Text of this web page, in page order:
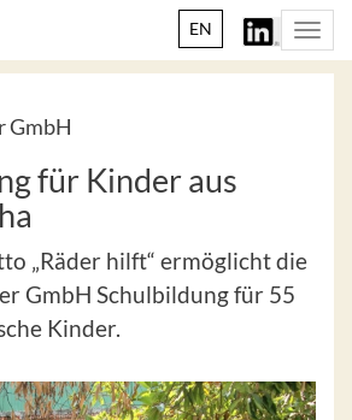
EN
GmbH
für Kinder aus
„Räder hilft“ ermöglicht die
GmbH Schulbildung für 55
Kinder.